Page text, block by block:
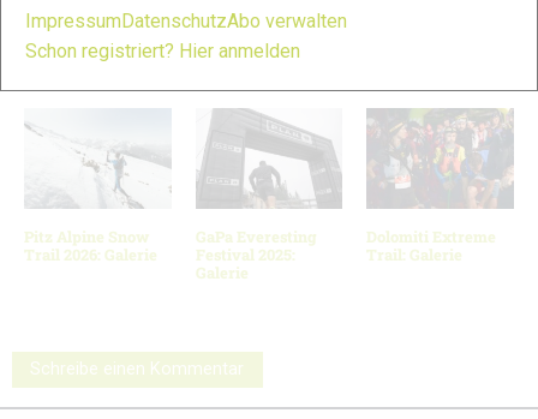
© Bild 1: BGM;
VERWANDTE ARTIKEL
Pitz Alpine Snow
Trail 2026: Galerie
GaPa Everesting
Festival 2025:
Galerie
Dolomiti Extreme
Trail: Galerie
Schreibe einen Kommentar
Impressum DatenschutzAbo verwalten
Schon registriert? Hier anmelden